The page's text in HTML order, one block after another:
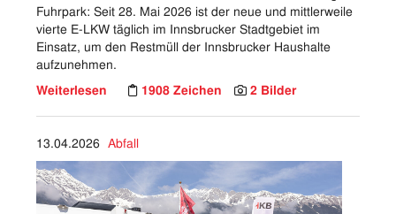
Fuhrpark: Seit 28. Mai 2026 ist der neue und mittlerweile
vierte E-LKW täglich im Innsbrucker Stadtgebiet im
Einsatz, um den Restmüll der Innsbrucker Haushalte
aufzunehmen.
Weiterlesen
1908 Zeichen 2 Bilder
13.04.2026 Abfall